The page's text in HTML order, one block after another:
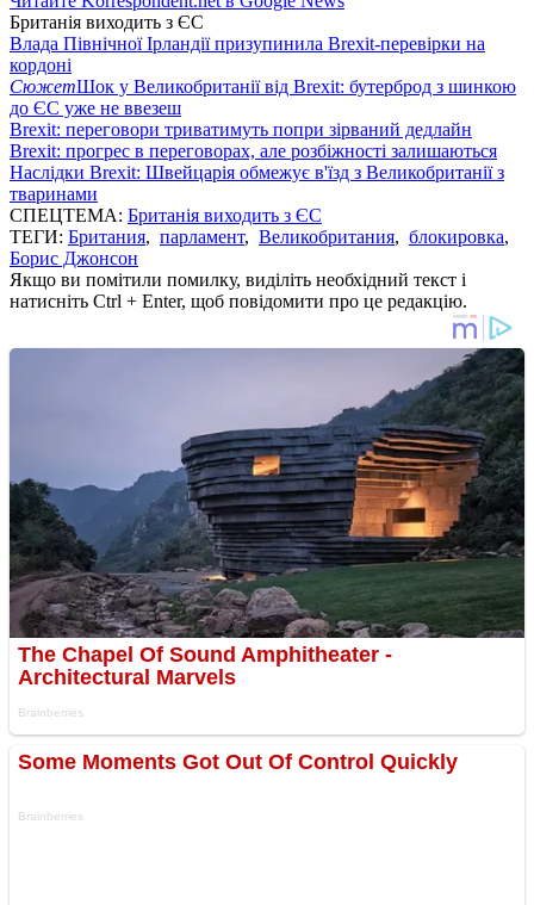
Британія виходить з ЄС
Влада Північної Ірландії призупинила Brexit-перевірки на
кордоні
СюжетШок у Великобританії від Brexit: бутерброд з шинкою
до ЄС уже не ввезеш
Brexit: переговори триватимуть попри зірваний дедлайн
Brexit: прогрес в переговорах, але розбіжності залишаються
Наслідки Brexit: Швейцарія обмежує в'їзд з Великобританії з
тваринами
СПЕЦТЕМА: Британія виходить з ЄС
ТЕГИ: Британия, парламент, Великобритания, блокировка,
Борис Джонсон
Якщо ви помітили помилку, виділіть необхідний текст і
натисніть Ctrl + Enter, щоб повідомити про це редакцію.